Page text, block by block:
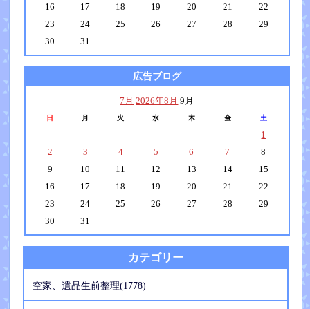
16
17 18 19 20 21
22
23
24 25 26 27 28
29
30
31
広告ブログ
7月 2026年8月 9月
日 月 火 水 木 金 土
1
2
3 4 5 6 7
8
9
10 11 12 13 14
15
16
17 18 19 20 21
22
23
24 25 26 27 28
29
30
31
カテゴリー
空家、遺品生前整理(1778)